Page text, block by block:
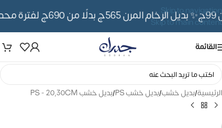
Skip to navigation
Skip to main content
✨ بديل الرخام المرن 565ج بدلًا من 690ج لفترة محدوده
القائمة
الرئيسية/بديل خشب/بديل خشب PS /بديل خشب PS - 20,30CM